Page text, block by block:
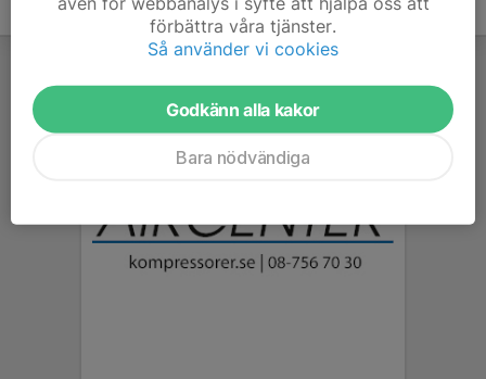
förbättra våra tjänster.
Så använder vi cookies
Godkänn alla kakor
Bara nödvändiga